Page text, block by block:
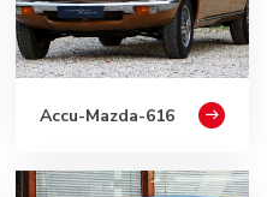
Accu-Mazda-616